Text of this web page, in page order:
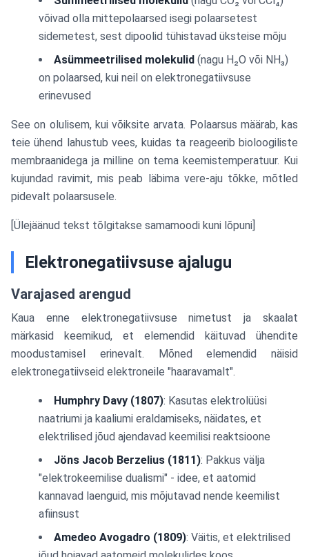
võivad olla mittepolaarsed isegi polaarsetest
sidemetest, sest dipoolid tühistavad üksteise mõju
Asümmeetrilised molekulid (nagu H₂O või NH₃)
on polaarsed, kui neil on elektronegatiivsuse
erinevused
See on olulisem, kui võiksite arvata. Polaarsus määrab, kas
teie ühend lahustub vees, kuidas ta reageerib bioloogiliste
membraanidega ja milline on tema keemistemperatuur. Kui
kujundad ravimit, mis peab läbima vere-aju tõkke, mõtled
pidevalt polaarsusele.
[Ülejäänud tekst tõlgitakse samamoodi kuni lõpuni]
Elektronegatiivsuse ajalugu
Varajased arengud
Kaua enne elektronegatiivsuse nimetust ja skaalat
märkasid keemikud, et elemendid käituvad ühendite
moodustamisel erinevalt. Mõned elemendid näisid
elektronegatiivseid elektroneile "haaravamalt".
Humphry Davy (1807): Kasutas elektrolüüsi
naatriumi ja kaaliumi eraldamiseks, näidates, et
elektrilised jõud ajendavad keemilisi reaktsioone
Jöns Jacob Berzelius (1811): Pakkus välja
"elektrokeemilise dualismi" - idee, et aatomid
kannavad laenguid, mis mõjutavad nende keemilist
afiinsust
Amedeo Avogadro (1809): Väitis, et elektrilised